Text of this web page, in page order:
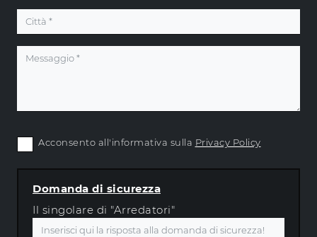
Acconsento all'informativa sulla Privacy Policy
Domanda di sicurezza
Il singolare di "Arredatori"